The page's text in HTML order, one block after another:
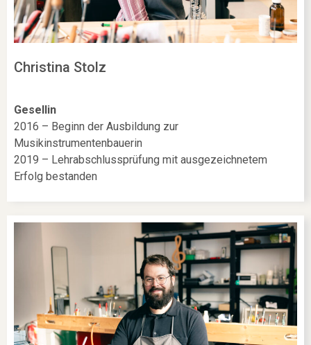
Christina Stolz
Gesellin
2016 – Beginn der Ausbildung zur
Musikinstrumentenbauerin
2019 – Lehrabschlussprüfung mit ausgezeichnetem
Erfolg bestanden